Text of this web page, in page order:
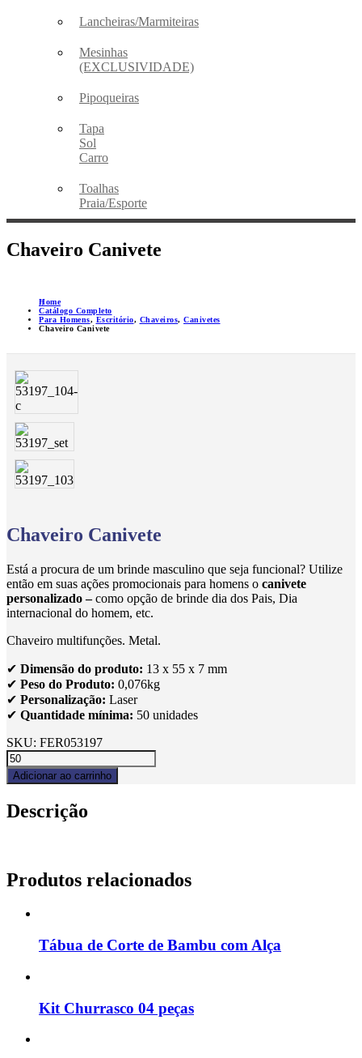
Lancheiras/Marmiteiras
Mesinhas
(EXCLUSIVIDADE)
Pipoqueiras
Tapa
Sol
Carro
Toalhas
Praia/Esporte
Chaveiro Canivete
Home
Catálogo Completo
Para Homens, Escritório, Chaveiros, Canivetes
Chaveiro Canivete
Chaveiro Canivete
Está a procura de um brinde masculino que seja funcional? Utilize
então em suas ações promocionais para homens o canivete
personalizado –como opção de brinde dia dos Pais, Dia
internacional do homem, etc.
Chaveiro multifunções. Metal.
✔ Dimensão do produto: 13 x 55 x 7 mm
✔ Peso do Produto: 0,076kg
✔ Personalização: Laser
✔ Quantidade mínima: 50 unidades
SKU: FER053197
Adicionar ao carrinho
Descrição
Produtos relacionados
Tábua de Corte de Bambu com Alça
Kit Churrasco 04 peças